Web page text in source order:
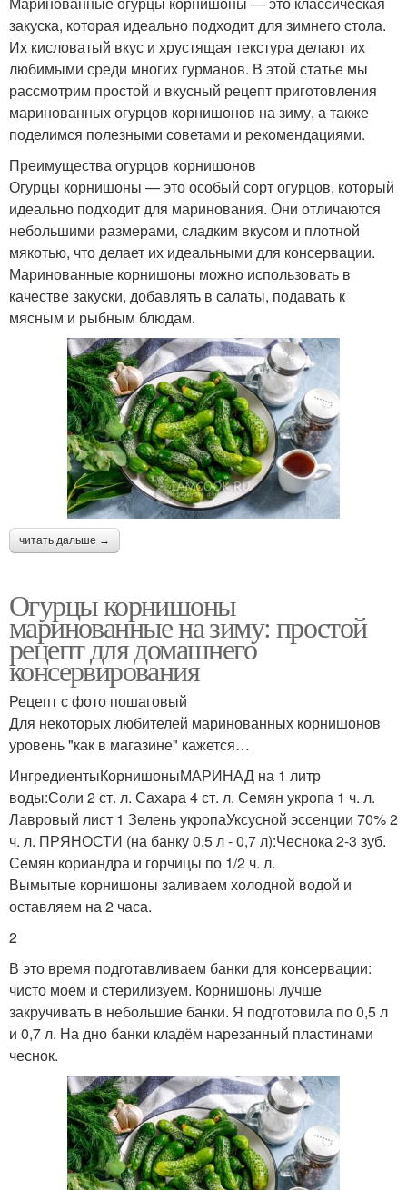
закуска, которая идеально подходит для зимнего стола.
Их кисловатый вкус и хрустящая текстура делают их
любимыми среди многих гурманов. В этой статье мы
рассмотрим простой и вкусный рецепт приготовления
маринованных огурцов корнишонов на зиму, а также
поделимся полезными советами и рекомендациями.
Преимущества огурцов корнишонов
Огурцы корнишоны — это особый сорт огурцов, который
идеально подходит для маринования. Они отличаются
небольшими размерами, сладким вкусом и плотной
мякотью, что делает их идеальными для консервации.
Маринованные корнишоны можно использовать в
качестве закуски, добавлять в салаты, подавать к
мясным и рыбным блюдам.
читать дальше →
Огурцы корнишоны
маринованные на зиму: простой
рецепт для домашнего
консервирования
Рецепт с фото пошаговый
Для некоторых любителей маринованных корнишонов
уровень "как в магазине" кажется…
ИнгредиентыКорнишоныМАРИНАД на 1 литр
воды:Соли 2 ст. л. Сахара 4 ст. л. Семян укропа 1 ч. л.
Лавровый лист 1 Зелень укропаУксусной эссенции 70% 2
ч. л. ПРЯНОСТИ (на банку 0,5 л - 0,7 л):Чеснока 2-3 зуб.
Семян кориандра и горчицы по 1/2 ч. л.
Вымытые корнишоны заливаем холодной водой и
оставляем на 2 часа.
2
В это время подготавливаем банки для консервации:
чисто моем и стерилизуем. Корнишоны лучше
закручивать в небольшие банки. Я подготовила по 0,5 л
и 0,7 л. На дно банки кладём нарезанный пластинами
чеснок.